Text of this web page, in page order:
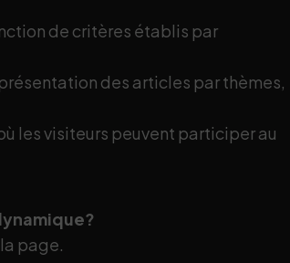
de critères établis par
des articles par thèmes,
les visiteurs peuvent participer au
page.